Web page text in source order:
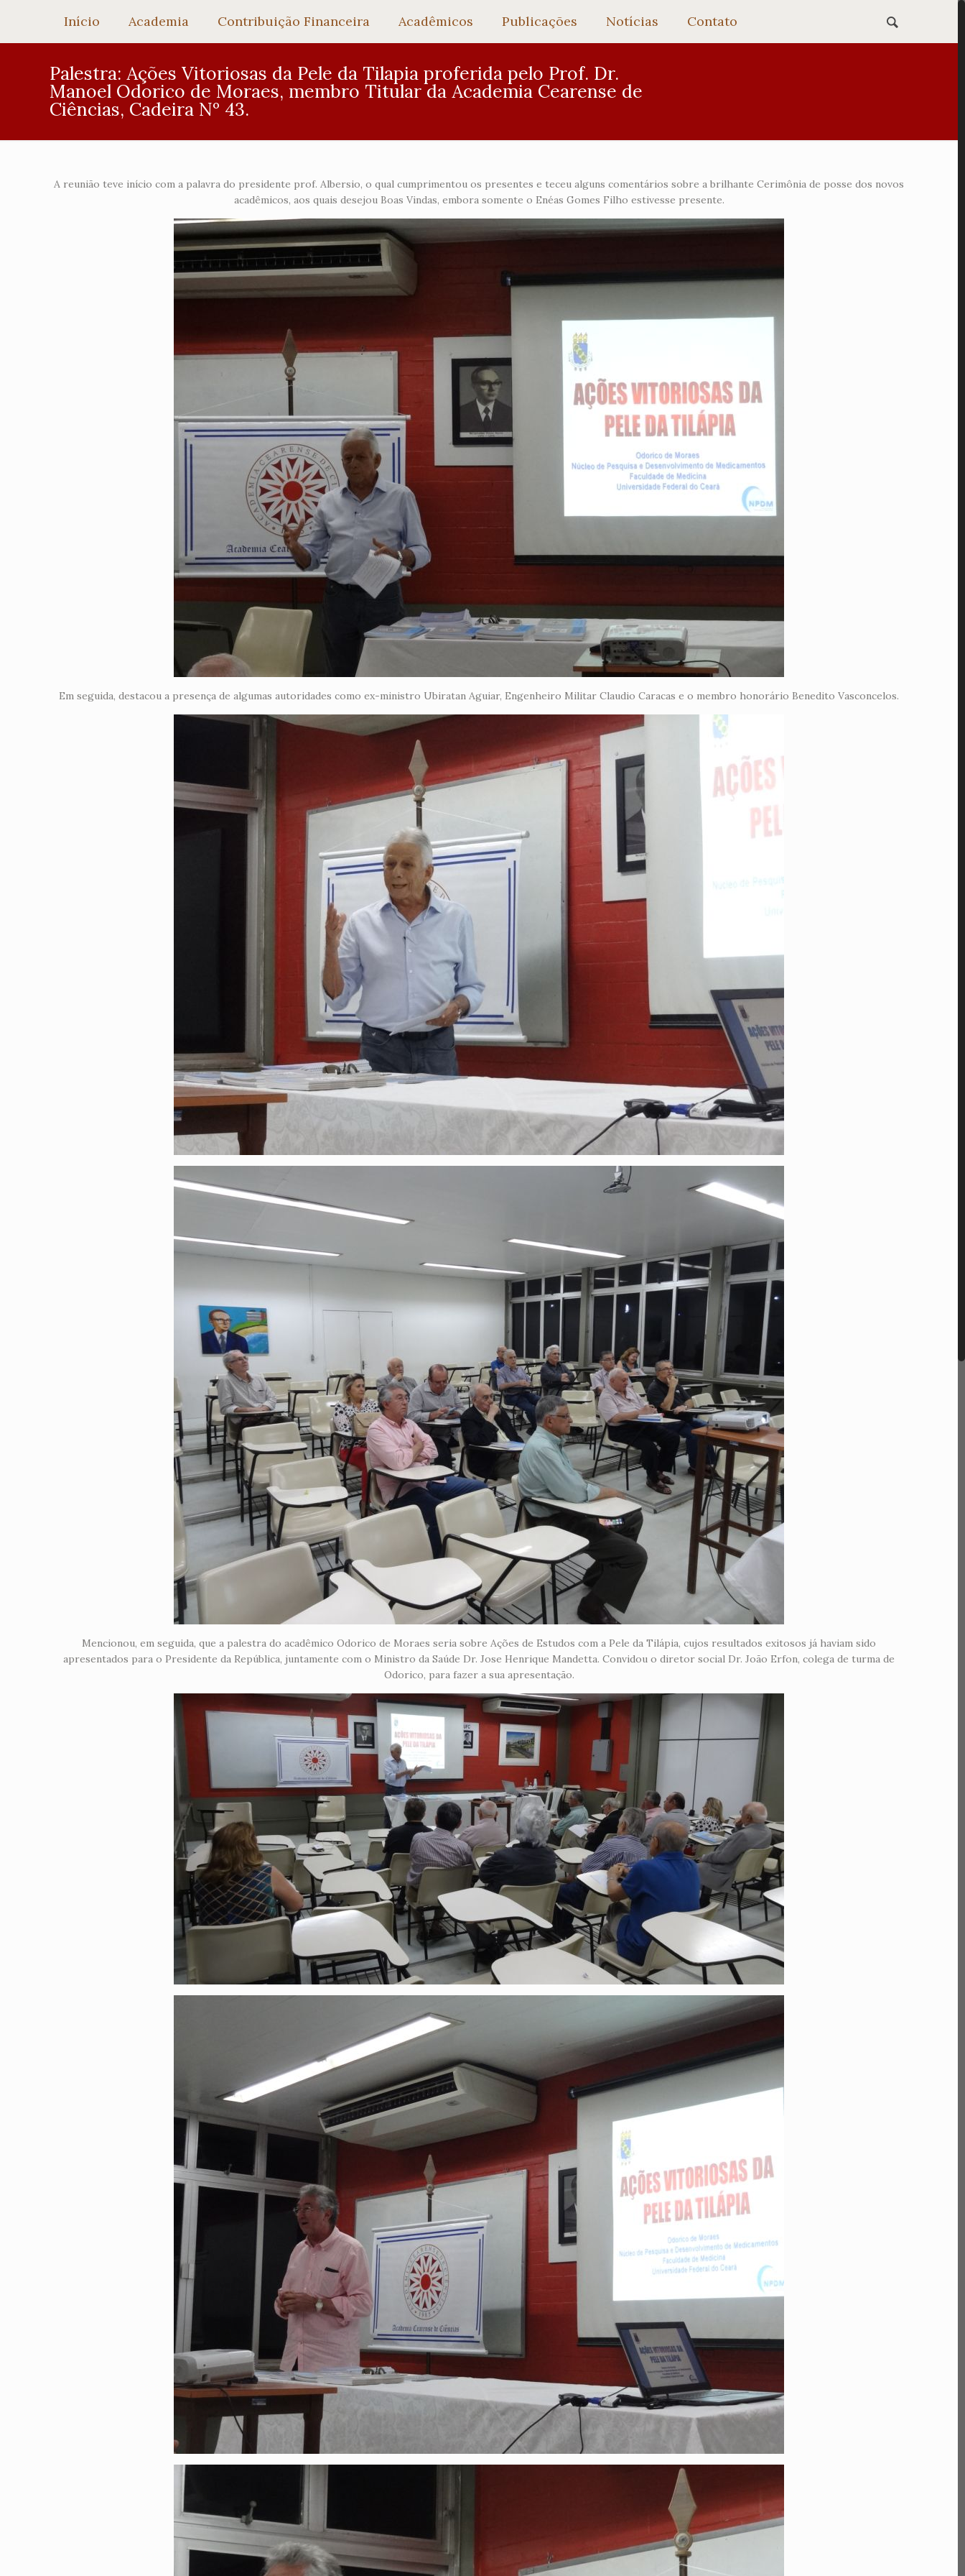
Início Academia Contribuição Financeira Acadêmicos Publicações Notícias Contato
Palestra: Ações Vitoriosas da Pele da Tilapia proferida pelo Prof. Dr.
Manoel Odorico de Moraes, membro Titular da Academia Cearense de
Ciências, Cadeira Nº 43.
A reunião teve início com a palavra do presidente prof. Albersio, o qual cumprimentou os presentes e teceu alguns comentários sobre a brilhante Cerimônia de posse dos novos
acadêmicos, aos quais desejou Boas Vindas, embora somente o Enéas Gomes Filho estivesse presente.
Em seguida, destacou a presença de algumas autoridades como ex-ministro Ubiratan Aguiar, Engenheiro Militar Claudio Caracas e o membro honorário Benedito Vasconcelos.
Mencionou, em seguida, que a palestra do acadêmico Odorico de Moraes seria sobre Ações de Estudos com a Pele da Tilápia, cujos resultados exitosos já haviam sido
apresentados para o Presidente da República, juntamente com o Ministro da Saúde Dr. Jose Henrique Mandetta. Convidou o diretor social Dr. João Erfon, colega de turma de
Odorico, para fazer a sua apresentação.